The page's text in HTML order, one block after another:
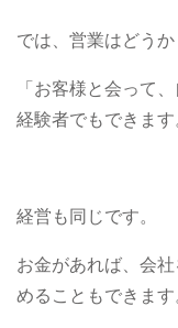
では、営業はどうか
「お客様と会って
経験者でもできます
経営も同じです。
お金があれば、会
めることもできます